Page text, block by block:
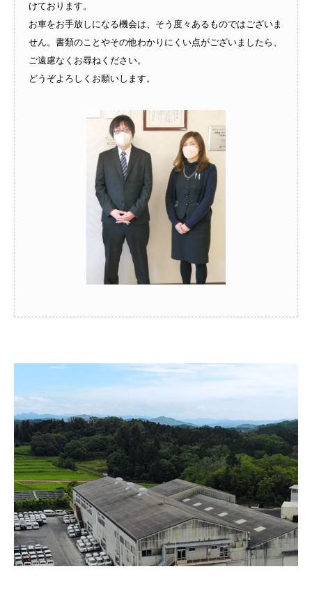
けております。
お車をお手放しになる機会は、そう度々あるものではございま
せん。書類のことやその他わかりにくい点がございましたら、
ご遠慮なくお尋ねください。
どうぞよろしくお願いします。